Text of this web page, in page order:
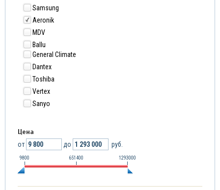
Samsung
Aeronik
MDV
Ballu
General Climate
Dantex
Toshiba
Vertex
Sanyo
Цена
от до руб.
9800 651400 1293000